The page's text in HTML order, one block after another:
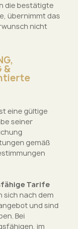
die bestätigte
übernimmt das
nicht
&
eine gültige
seiner
gemäß
Tarife
sich nach dem
und sind
Bei
im